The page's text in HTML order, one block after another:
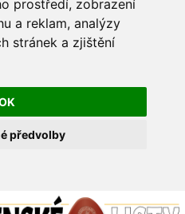
prostředí, zobrazení
a reklam, analýzy
stránek a zjištění
předvolby